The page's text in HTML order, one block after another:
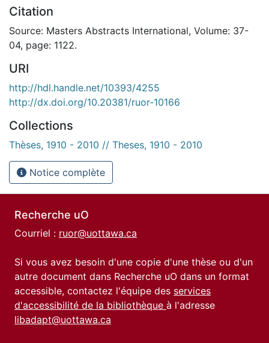
Citation
Source: Masters Abstracts International, Volume: 37-
04, page: 1122.
URI
http://hdl.handle.net/10393/4255
http://dx.doi.org/10.20381/ruor-10166
Collections
Thèses, 1910 - 2010 // Theses, 1910 - 2010
Notice complète
Recherche uO
Courriel : ruor@uottawa.ca
Si vous avez besoin d'une copie d'une thèse ou d'un
autre document dans Recherche uO dans un format
accessible, contactez l'équipe des services
d'accessibilité de la bibliothèque à l'adresse
libadapt@uottawa.ca